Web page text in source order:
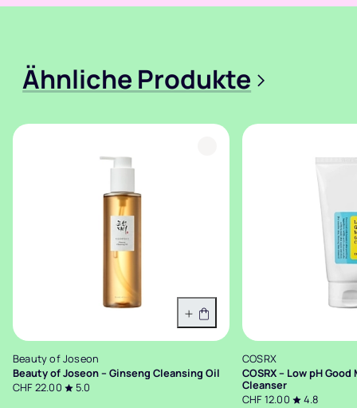
Ähnliche Produkte >
In den Warenkorb
Beauty of Joseon
Beauty of Joseon – Ginseng Cleansing Oil
CHF 22.00
5.0
COSRX
COSRX – Low pH
Cleanser
CHF 12.00
4.8